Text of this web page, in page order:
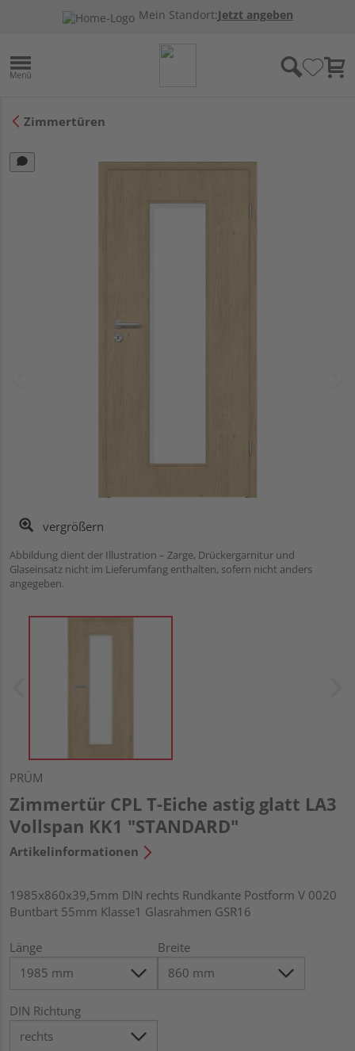
Mein Standort:Jetzt angeben
Zimmertüren
vergrößern
Abbildung dient der Illustration – Zarge, Drückergarnitur und
Glaseinsatz nicht im Lieferumfang enthalten, sofern nicht anders
angegeben.
PRÜM
Zimmertür CPL T-Eiche astig glatt LA3
Vollspan KK1 "STANDARD"
Artikelinformationen
1985x860x39,5mm DIN rechts Rundkante Postform V 0020
Buntbart 55mm Klasse1 Glasrahmen GSR16
Länge Breite
DIN Richtung